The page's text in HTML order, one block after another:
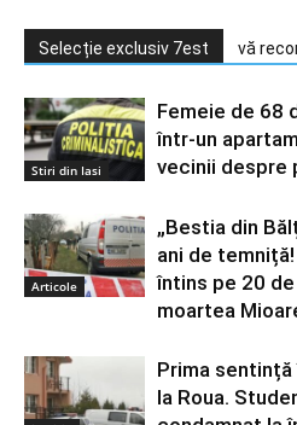
Selecție exclusiv 7est vă
Stiri din Iasi
Femeie de 68
într-un
vecinii despre
Articole
„Bestia din
ani de
întins pe 20
moartea
Prima
la Roua.